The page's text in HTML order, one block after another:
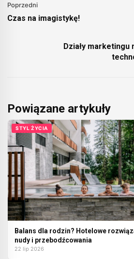
Poprzedni
Czas na imagistykę!
Działy marketingu
Powiązane artykuły
STYL ŻYCIA
Balans dla rodzin? Hotelowe
nudy i przebodźcowania
22 lip 2026